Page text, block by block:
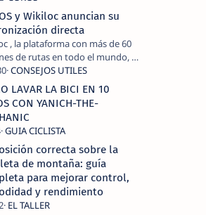
y Wikiloc anuncian su
directa
, la plataforma con más de 60
de rutas en todo el mundo, y
, marca de dispositivos GPS
mundialmente por su
LAVAR LA BICI EN 10
CON YANICH-THE-
correcta sobre la
de montaña: guía
para mejorar control,
y rendimiento